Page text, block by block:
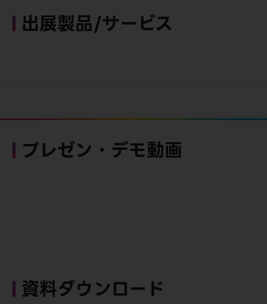
出展製品/サービス
プレゼン・デモ動画
資料ダウンロード